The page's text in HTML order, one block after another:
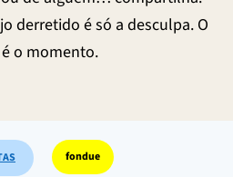
derretido é só a desculpa. O
o momento.
fondue